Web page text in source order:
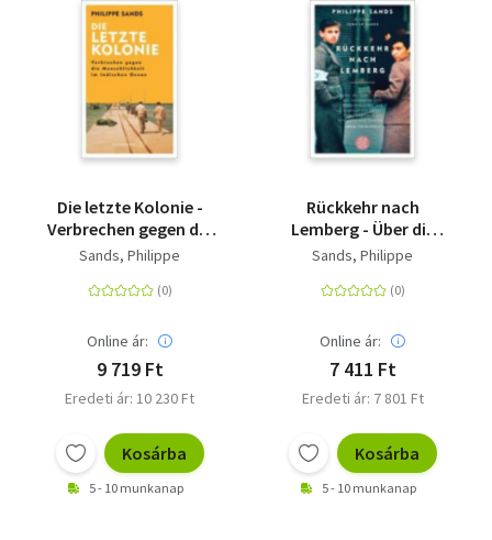
Die letzte Kolonie -
Verbrechen gegen die
Menschlichkeit im
Sands, Philippe
Online ár:
9 719 Ft
Eredeti ár: 10 230 Ft
Kosárba
5 - 10 munkanap
Rückkehr nach
Lemberg - Über die
Ursprünge von
Verbrechen gegen die
Sands, Philippe
Online ár:
7 411 Ft
Eredeti ár: 7 801 Ft
Kosárba
5 - 10 munkanap